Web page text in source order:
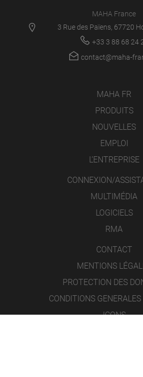
MAHA France
3 Rue des Païens, 67720
+33 3 88 68 24
contact@maha-
MAHA FR
PRODUITS
NOUVELLES
EMPLOI
L’ENTREPRISE
CONNEXION/
MULTIMÉDIA
LOGICIELS
RMA
CONTACT
MENTIONS
PROTECTION DES
CONDITIONS
ICONS